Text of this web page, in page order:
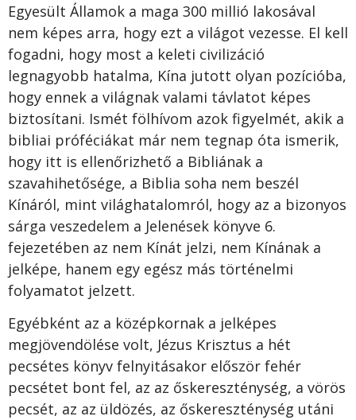
Egyesült Államok a maga 300 millió lakosával
nem képes arra, hogy ezt a világot vezesse. El kell
fogadni, hogy most a keleti civilizáció
legnagyobb hatalma, Kína jutott olyan pozícióba,
hogy ennek a világnak valami távlatot képes
biztosítani. Ismét fölhívom azok figyelmét, akik a
bibliai próféciákat már nem tegnap óta ismerik,
hogy itt is ellenőrizhető a Bibliának a
szavahihetősége, a Biblia soha nem beszél
Kínáról, mint világhatalomról, hogy az a bizonyos
sárga veszedelem a Jelenések könyve 6.
fejezetében az nem Kínát jelzi, nem Kínának a
jelképe, hanem egy egész más történelmi
folyamatot jelzett.
Egyébként az a középkornak a jelképes
megjövendölése volt, Jézus Krisztus a hét
pecsétes könyv felnyitásakor először fehér
pecsétet bont fel, az az őskereszténység, a vörös
pecsét, az az üldözés, az őskereszténység utáni